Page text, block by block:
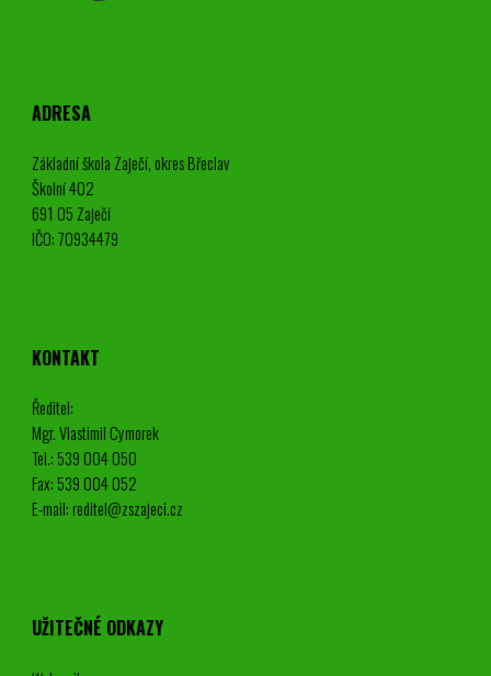
ADRESA
Základní škola Zaječí, okres Břeclav
Školní 402
691 05 Zaječí
IČO: 70934479
KONTAKT
Ředitel:
Mgr. Vlastimil Cymorek
Tel.: 539 004 050
Fax: 539 004 052
E-mail: reditel@zszajeci.cz
UŽITEČNÉ ODKAZY